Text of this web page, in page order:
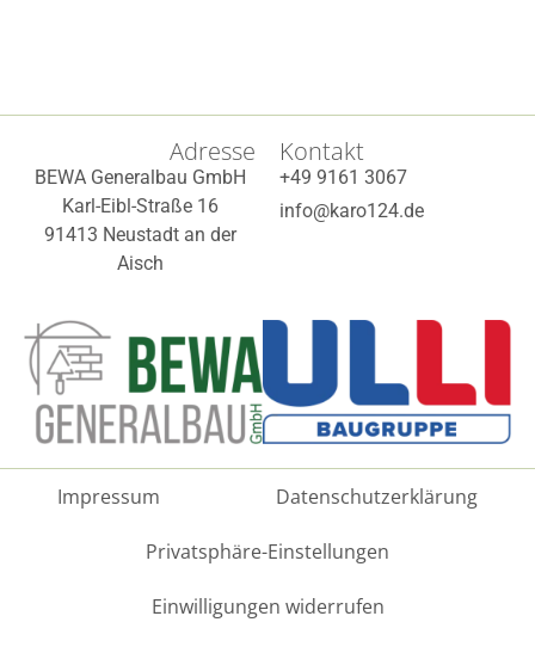
Adresse
BEWA Generalbau GmbH
Karl-Eibl-Straße 16
91413 Neustadt an der
Aisch
Kontakt
+49 9161 3067
info@karo124.de
Impressum Datenschutzerklärung
Privatsphäre-Einstellungen
Einwilligungen widerrufen